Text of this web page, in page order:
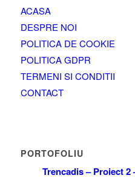
ACASA
DESPRE NOI
POLITICA DE COOKIE
POLITICA GDPR
TERMENI SI CONDITII
CONTACT
PORTOFOLIU
Trencadis – Proiect 2